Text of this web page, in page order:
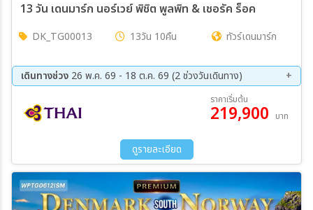
13 วัน เดนมาร์ก นอร์เวย์ พิชิต พูลพิท & เชอรัค ร็อค
DK_TG00013 13วัน 10คืน ทัวร์เดนมาร์ก
เดินทางช่วง 26 พ.ค. 69 - 18 ต.ค. 69 (2 ช่วงวันเดินทาง)
06 ต.ค. 69 - 18 ต.ค. 69
ราคาเริ่มต้น
219,900 บาท
ดูรายละเอียด